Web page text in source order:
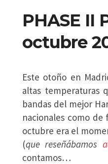
PHASE II
octubre
Este otoño en
altas temperaturas
bandas del mejor
nacionales como
octubre era el
(que reseñábamos
contamos…